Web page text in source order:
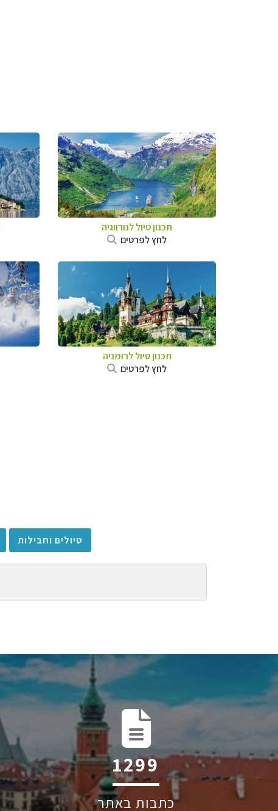
תכנון טיול לנורווגיה
לחץ לפרטים
תכנון טיול לרומניה
לחץ לפרטים
טיולים וחבילות
1939
כתבות באתר